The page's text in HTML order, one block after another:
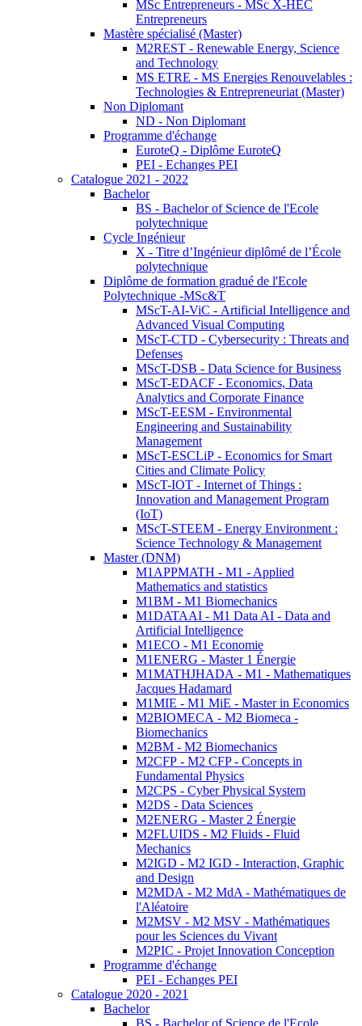
MSc Entrepreneurs - MSc X-HEC
Entrepreneurs
Mastère spécialisé (Master)
M2REST - Renewable Energy, Science
and Technology
MS ETRE - MS Energies Renouvelables :
Technologies & Entrepreneuriat (Master)
Non Diplomant
ND - Non Diplomant
Programme d'échange
EuroteQ - Diplôme EuroteQ
PEI - Echanges PEI
Catalogue 2021 - 2022
Bachelor
BS - Bachelor of Science de l'Ecole
polytechnique
Cycle Ingénieur
X - Titre d’Ingénieur diplômé de l’École
polytechnique
Diplôme de formation gradué de l'Ecole
Polytechnique -MSc&T
MScT-AI-ViC - Artificial Intelligence and
Advanced Visual Computing
MScT-CTD - Cybersecurity : Threats and
Defenses
MScT-DSB - Data Science for Business
MScT-EDACF - Economics, Data
Analytics and Corporate Finance
MScT-EESM - Environmental
Engineering and Sustainability
Management
MScT-ESCLiP - Economics for Smart
Cities and Climate Policy
MScT-IOT - Internet of Things :
Innovation and Management Program
(IoT)
MScT-STEEM - Energy Environment :
Science Technology & Management
Master (DNM)
M1APPMATH - M1 - Applied
Mathematics and statistics
M1BM - M1 Biomechanics
M1DATAAI - M1 Data AI - Data and
Artificial Intelligence
M1ECO - M1 Economie
M1ENERG - Master 1 Énergie
M1MATHJHADA - M1 - Mathematiques
Jacques Hadamard
M1MIE - M1 MiE - Master in Economics
M2BIOMECA - M2 Biomeca -
Biomechanics
M2BM - M2 Biomechanics
M2CFP - M2 CFP - Concepts in
Fundamental Physics
M2CPS - Cyber Physical System
M2DS - Data Sciences
M2ENERG - Master 2 Énergie
M2FLUIDS - M2 Fluids - Fluid
Mechanics
M2IGD - M2 IGD - Interaction, Graphic
and Design
M2MDA - M2 MdA - Mathématiques de
l'Aléatoire
M2MSV - M2 MSV - Mathématiques
pour les Sciences du Vivant
M2PIC - Projet Innovation Conception
Programme d'échange
PEI - Echanges PEI
Catalogue 2020 - 2021
Bachelor
BS - Bachelor of Science de l'Ecole